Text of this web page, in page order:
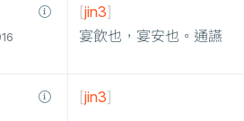
[jin3]
宴飲也，宴安也。通讌
[jin3]